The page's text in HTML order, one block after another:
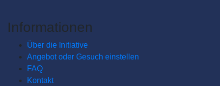
Informationen
Über die Initiative
Angebot oder Gesuch einstellen
FAQ
Kontakt